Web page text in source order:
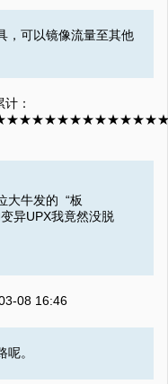
，可以镜像流量至其他
：
大牛发的 “板
异UPX我竟然没脱
08 16:46
。